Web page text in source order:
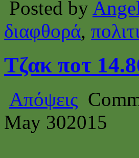
Posted by
διαφθορά,
Τζακ ποτ
Απόψεις
May 302015